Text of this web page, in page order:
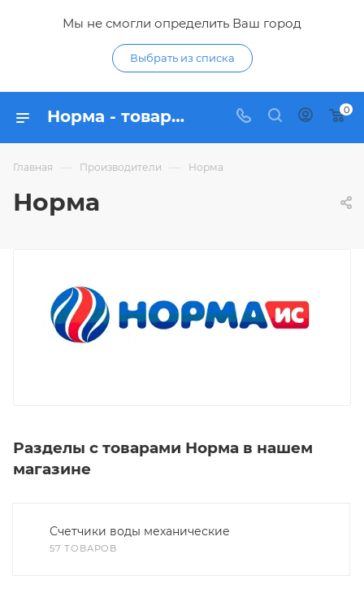
Мы не смогли определить Ваш город
Выбрать из списка
Норма - товары бренда в интернет-магазине Гидропромтехника 0
Главная — Производители — Норма
Норма
Разделы с товарами Норма в нашем
магазине
Счетчики воды механические
57 ТОВАРОВ